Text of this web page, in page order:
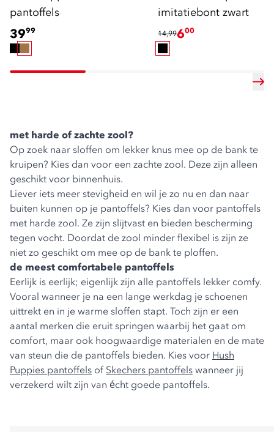
pantoffels
3999
imitatiebont zwart
14,99600
met harde of zachte zool?
Op zoek naar sloffen om lekker knus mee op de bank te
kruipen? Kies dan voor een zachte zool. Deze zijn alleen
geschikt voor binnenhuis.
Liever iets meer stevigheid en wil je zo nu en dan naar
buiten kunnen op je pantoffels? Kies dan voor pantoffels
met harde zool. Ze zijn slijtvast en bieden bescherming
tegen vocht. Doordat de zool minder flexibel is zijn ze
niet zo geschikt om mee op de bank te ploffen.
de meest comfortabele pantoffels
Eerlijk is eerlijk; eigenlijk zijn alle pantoffels lekker comfy.
Vooral wanneer je na een lange werkdag je schoenen
uittrekt en in je warme sloffen stapt. Toch zijn er een
aantal merken die eruit springen waarbij het gaat om
comfort, maar ook hoogwaardige materialen en de mate
van steun die de pantoffels bieden. Kies voor Hush
Puppies pantoffels of Skechers pantoffels wanneer jij
verzekerd wilt zijn van écht goede pantoffels.